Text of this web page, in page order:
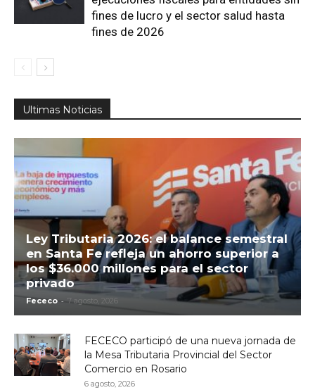
fines de lucro y el sector salud hasta
fines de 2026
Ultimas Noticias
Ley Tributaria 2026: el balance semestral
en Santa Fe refleja un ahorro superior a
los $36.000 millones para el sector
privado
Fececo - 7 agosto, 2026
FECECO participó de una nueva jornada de
la Mesa Tributaria Provincial del Sector
Comercio en Rosario
6 agosto, 2026